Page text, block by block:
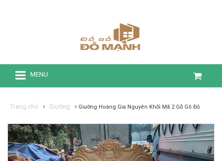
MENU
Trang chủ Giường Giường Hoàng Gia Nguyên Khối Mã 2 Gỗ Gõ Đỏ